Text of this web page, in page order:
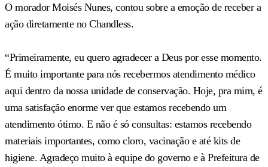
O morador Moisés Nunes, contou sobre a emoção de receber a
ação diretamente no Chandless.
“Primeiramente, eu quero agradecer a Deus por esse momento.
É muito importante para nós recebermos atendimento médico
aqui dentro da nossa unidade de conservação. Hoje, pra mim, é
uma satisfação enorme ver que estamos recebendo um
atendimento ótimo. E não é só consultas: estamos recebendo
materiais importantes, como cloro, vacinação e até kits de
higiene. Agradeço muito à equipe do governo e à Prefeitura de